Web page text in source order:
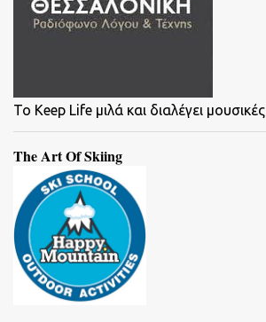
To Keep Life μιλά και διαλέγει μουσικές
The Art Of Skiing